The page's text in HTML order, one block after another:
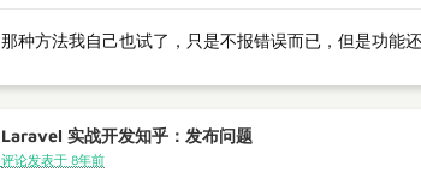
那种方法我自己也试了，只是不报错误而已，但是功能
Laravel 实战开发知乎：发布问题
评论发表于 8年前